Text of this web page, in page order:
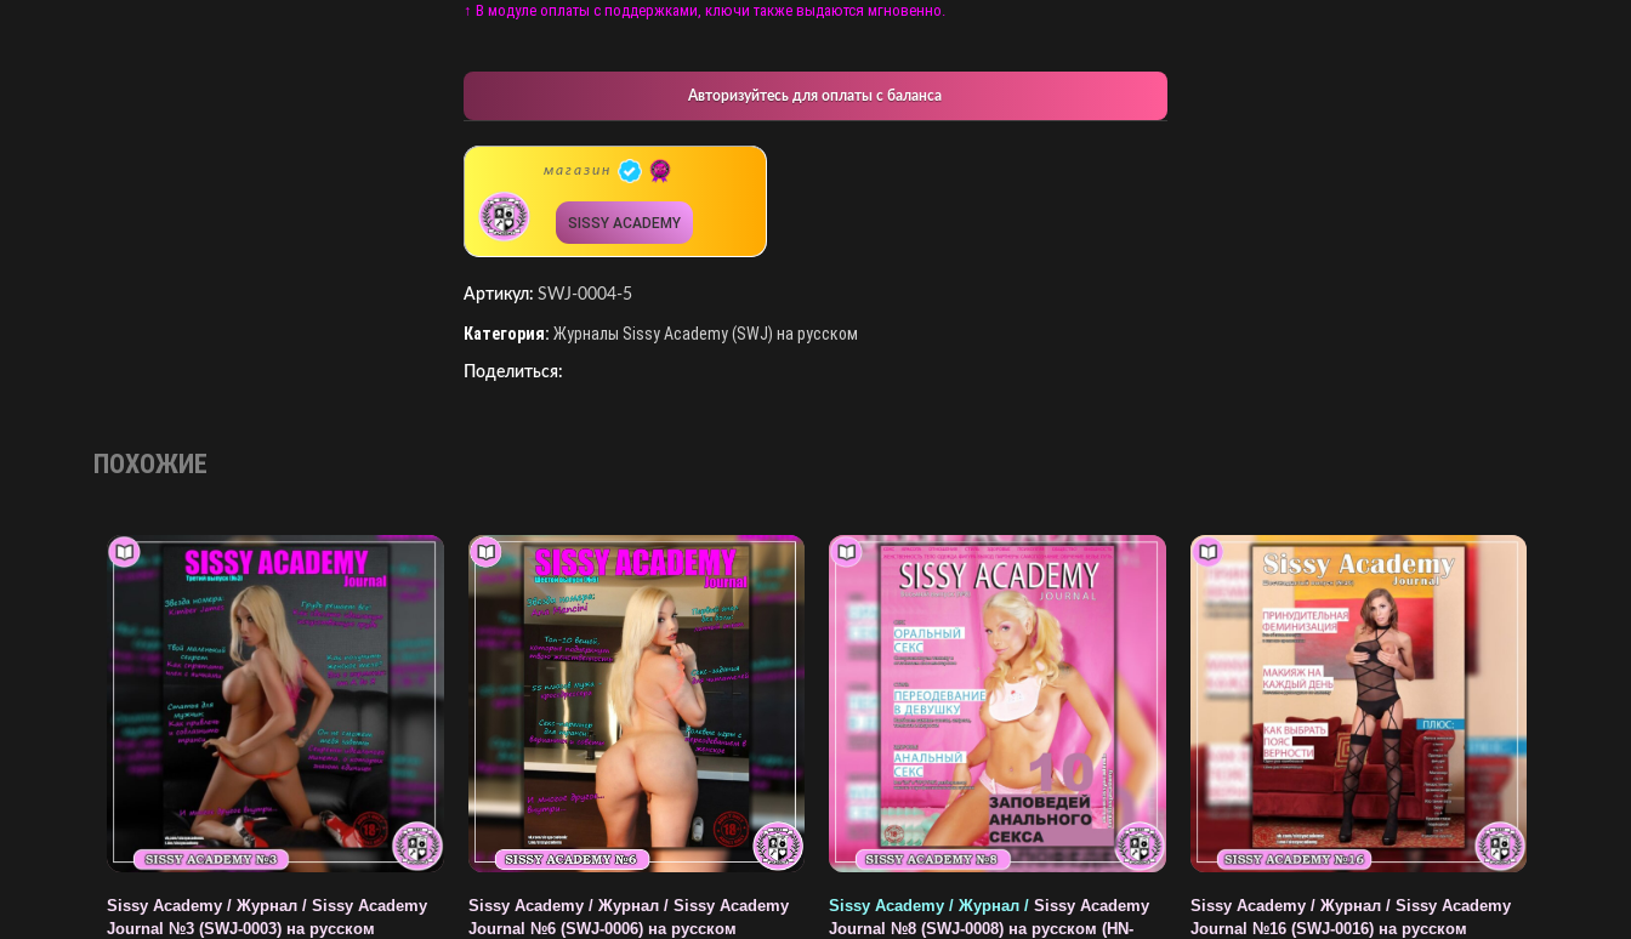
↑ В модуле оплаты с поддержками, ключи также выдаются мгновенно.
Авторизуйтесь для оплаты с баланса
магазин
SISSY ACADEMY
Артикул: SWJ-0004-5
Категория: Журналы Sissy Academy (SWJ) на русском
Поделиться:
ПОХОЖИЕ
Sissy Academy / Журнал / Sissy Academy
Journal №3 (SWJ-0003) на русском
Sissy Academy / Журнал / Sissy Academy
Journal №6 (SWJ-0006) на русском
Sissy Academy / Журнал / Sissy Academy
Journal №8 (SWJ-0008) на русском (HN-
Sissy Academy / Журнал / Sissy Academy
Journal №16 (SWJ-0016) на русском